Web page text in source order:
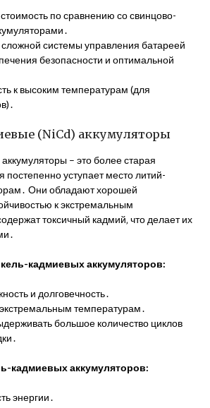
по сравнению со свинцово-
системы управления батареей
безопасности и оптимальной
к высоким температурам (для
(NiCd) аккумуляторы
– это более старая
постепенно уступает место литий-
Они обладают хорошей
к экстремальным
токсичный кадмий‚ что делает их
кадмиевых аккумуляторов:
и долговечность․
экстремальным температурам․
большое количество циклов
кадмиевых аккумуляторов:
энергии․